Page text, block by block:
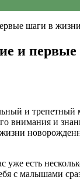
шаги в жизни
и
и
и
уже есть
с малышами